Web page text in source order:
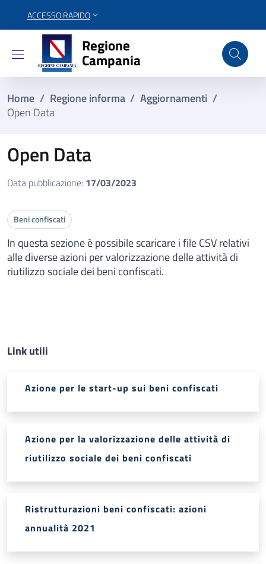
ACCESSO RAPIDO
Regione Campania
Regione
Campania
Home / Regione informa / Aggiornamenti /
Open Data
Open Data
Data pubblicazione: 17/03/2023
Beni confiscati
In questa sezione è possibile scaricare i file CSV relativi
alle diverse azioni per valorizzazione delle attività di
riutilizzo sociale dei beni confiscati.
Link utili
Azione per le start-up sui beni confiscati
Azione per la valorizzazione delle attività di
riutilizzo sociale dei beni confiscati
Ristrutturazioni beni confiscati: azioni
annualità 2021